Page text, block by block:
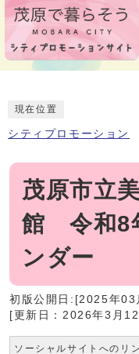
現在位置
シティプロモーション
茂原市立
館 令和8
ンダー
初版公開日:[2025年03
[更新日：2026年3月
ソーシャルサイトへのリ